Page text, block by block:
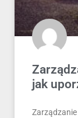
jak